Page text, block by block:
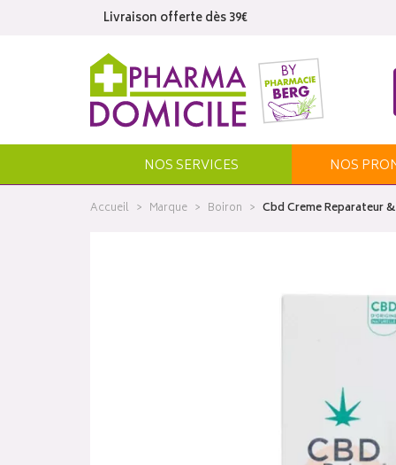
Livraison offerte dès 39€
NOS SERVICES NOS
Accueil Marque Boiron Cbd Creme Reparateur